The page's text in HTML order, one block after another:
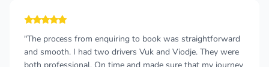
"The process from enquiring to book was straightforward
and smooth. I had two drivers Vuk and Viodje. They were